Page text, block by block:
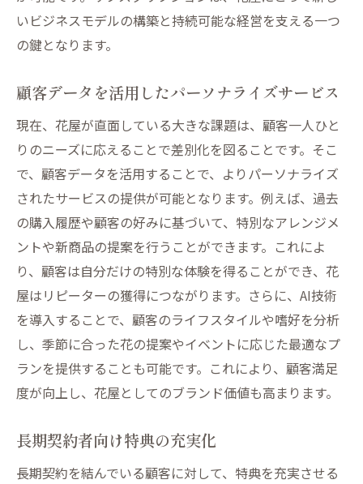
いビジネスモデルの構築と持続可能な経営を支える一つ
の鍵となります。
顧客データを活用したパーソナライズサービス
現在、花屋が直面している大きな課題は、顧客一人ひと
りのニーズに応えることで差別化を図ることです。そこ
で、顧客データを活用することで、よりパーソナライズ
されたサービスの提供が可能となります。例えば、過去
の購入履歴や顧客の好みに基づいて、特別なアレンジメ
ントや新商品の提案を行うことができます。これによ
り、顧客は自分だけの特別な体験を得ることができ、花
屋はリピーターの獲得につながります。さらに、AI技術
を導入することで、顧客のライフスタイルや嗜好を分析
し、季節に合った花の提案やイベントに応じた最適なプ
ランを提供することも可能です。これにより、顧客満足
度が向上し、花屋としてのブランド価値も高まります。
長期契約者向け特典の充実化
長期契約を結んでいる顧客に対して、特典を充実させる